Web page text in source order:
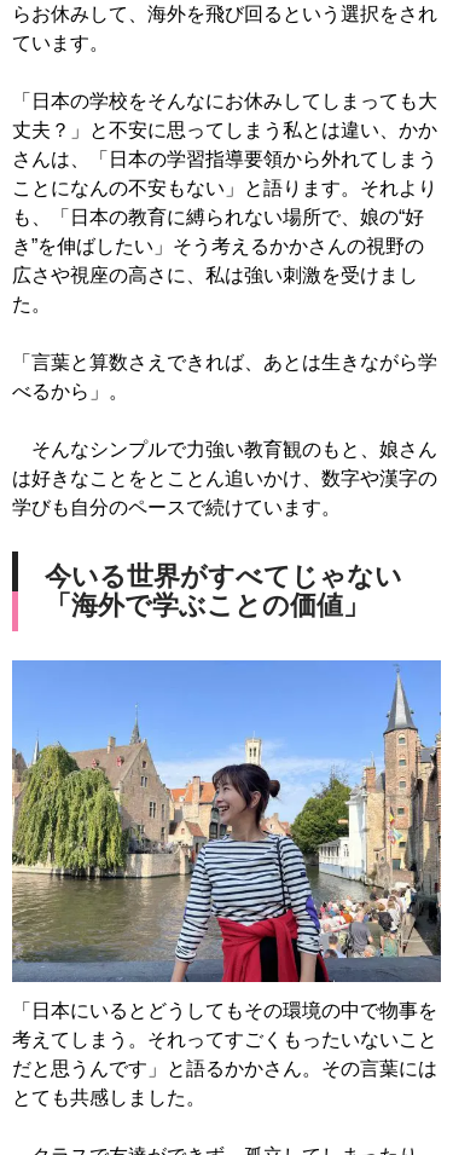
らお休みして、海外を飛び回るという選択をされ
ています。
「日本の学校をそんなにお休みしてしまっても大
丈夫？」と不安に思ってしまう私とは違い、かか
さんは、「日本の学習指導要領から外れてしまう
ことになんの不安もない」と語ります。それより
も、「日本の教育に縛られない場所で、娘の“好
き”を伸ばしたい」そう考えるかかさんの視野の
広さや視座の高さに、私は強い刺激を受けまし
た。
「言葉と算数さえできれば、あとは生きながら学
べるから」。
そんなシンプルで力強い教育観のもと、娘さん
は好きなことをとことん追いかけ、数字や漢字の
学びも自分のペースで続けています。
今いる世界がすべてじゃない
「海外で学ぶことの価値」
「日本にいるとどうしてもその環境の中で物事を
考えてしまう。それってすごくもったいないこと
だと思うんです」と語るかかさん。その言葉には
とても共感しました。